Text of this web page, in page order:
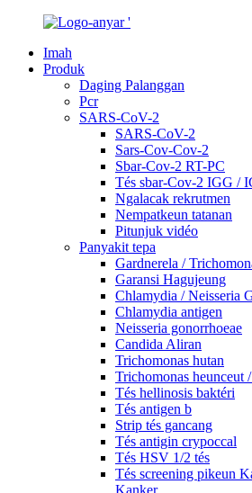
Imah
Produk
Daging Palanggan
Pcr
SARS-CoV-2
SARS-CoV-2
Sars-Cov-Cov-2
Sbar-Cov-2 RT-PC
Tés sbar-Cov-2 IGG /
Ngalacak rekrutmen
Nempatkeun tatanan
Pitunjuk vidéo
Panyakit tepa
Gardnerela /
Garansi Hagujeung
Chlamydia / Neisseria
Chlamydia antigen
Neisseria gonorrhoeae
Candida Aliran
Trichomonas hutan
Trichomonas heunceut
Tés hellinosis baktéri
Tés antigen b
Strip tés gancang
Tés antigin crypoccal
Tés HSV 1/2 tés
Tés screening pikeun
Kanker